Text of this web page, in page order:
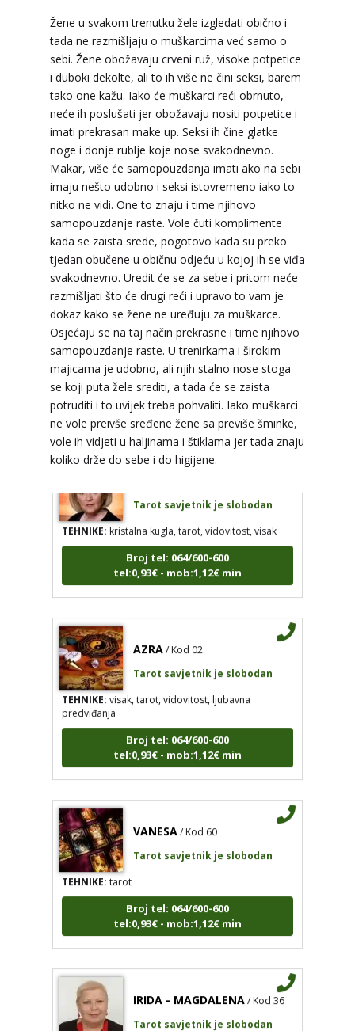
Žene u svakom trenutku žele izgledati obično i
tada ne razmišljaju o muškarcima već samo o
sebi. Žene obožavaju crveni ruž, visoke potpetice
i duboki dekolte, ali to ih više ne čini seksi, barem
tako one kažu. Iako će muškarci reći obrnuto,
neće ih poslušati jer obožavaju nositi potpetice i
imati prekrasan make up. Seksi ih čine glatke
noge i donje rublje koje nose svakodnevno.
Makar, više će samopouzdanja imati ako na sebi
imaju nešto udobno i seksi istovremeno iako to
nitko ne vidi. One to znaju i time njihovo
samopouzdanje raste. Vole čuti komplimente
kada se zaista srede, pogotovo kada su preko
tjedan obučene u običnu odjeću u kojoj ih se viđa
svakodnevno. Uredit će se za sebe i pritom neće
razmišljati što će drugi reći i upravo to vam je
dokaz kako se žene ne uređuju za muškarce.
Osjećaju se na taj način prekrasne i time njihovo
samopouzdanje raste. U trenirkama i širokim
majicama je udobno, ali njih stalno nose stoga
se koji puta žele srediti, a tada će se zaista
potruditi i to uvijek treba pohvaliti. Iako muškarci
ne vole preivše sređene žene sa previše šminke,
vole ih vidjeti u haljinama i štiklama jer tada znaju
koliko drže do sebe i do higijene.
LUCIJA/ Kod #136
Tarot savjetnik je zauzet
TEHNIKE:sudbinske karte, anđeoske poruke
Broj tel: 064/600-600
tel:0,93€ - mob:1,12€ min
DIJA / Kod 64
Tarot savjetnik je zauzet
TEHNIKE:vedska astrologija (jyotish), reiki, tarot,
oracle karte, duhovni razgovori
Broj tel: 064/600-600
tel:0,93€ - mob:1,12€ min
STOJA
/ Kod 31
TEHNIKE:kristalna kugla, tarot, vidovitost, visak
Broj tel: 064/600-600
tel:0,93€ - mob:1,12€ min
TEHNIKE:visak, tarot, vidovitost, ljubavna
predviđanja
Broj tel: 064/600-600
tel:0,93€ - mob:1,12€ min
TEHNIKE:tarot
Broj tel: 064/600-600
tel:0,93€ - mob:1,12€ min
/ Kod 36